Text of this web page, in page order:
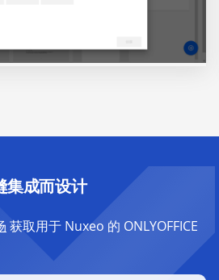
集成而设计
获取用于 Nuxeo 的 ONLYOFFICE